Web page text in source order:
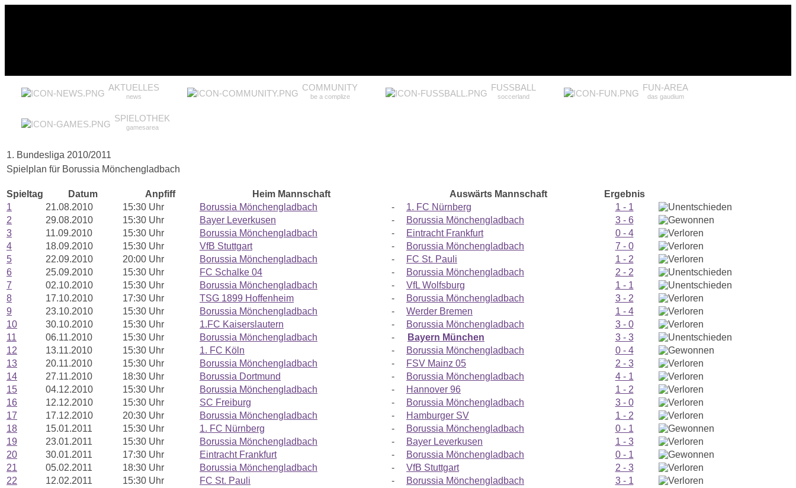
AKTUELLES
news
COMMUNITY
be a complize
FUSSBALL
soccerland
FUN-AREA
das gaudium
SPIELOTHEK
gamesarea
1. Bundesliga 2010/2011
Spielplan für Borussia Mönchengladbach
Spieltag Datum Anpfiff Heim Mannschaft Auswärts Mannschaft
Ergebnis
1
21.08.2010 15:30 Uhr Borussia Mönchengladbach - 1. FC Nürnberg
1 - 1
2
29.08.2010 15:30 Uhr Bayer Leverkusen - Borussia Mönchengladbach
3 - 6
3
11.09.2010 15:30 Uhr Borussia Mönchengladbach - Eintracht Frankfurt
0 - 4
4
18.09.2010 15:30 Uhr VfB Stuttgart - Borussia Mönchengladbach
7 - 0
5
22.09.2010 20:00 Uhr Borussia Mönchengladbach - FC St. Pauli
1 - 2
6
25.09.2010 15:30 Uhr FC Schalke 04 - Borussia Mönchengladbach
2 - 2
7
02.10.2010 15:30 Uhr Borussia Mönchengladbach - VfL Wolfsburg
1 - 1
8
17.10.2010 17:30 Uhr TSG 1899 Hoffenheim - Borussia Mönchengladbach
3 - 2
9
23.10.2010 15:30 Uhr Borussia Mönchengladbach - Werder Bremen
1 - 4
10
30.10.2010 15:30 Uhr 1.FC Kaiserslautern - Borussia Mönchengladbach
3 - 0
11
06.11.2010 15:30 Uhr Borussia Mönchengladbach - Bayern München
3 - 3
12
13.11.2010 15:30 Uhr 1. FC Köln - Borussia Mönchengladbach
0 - 4
13
20.11.2010 15:30 Uhr Borussia Mönchengladbach - FSV Mainz 05
2 - 3
14
27.11.2010 18:30 Uhr Borussia Dortmund - Borussia Mönchengladbach
4 - 1
15
04.12.2010 15:30 Uhr Borussia Mönchengladbach - Hannover 96
1 - 2
16
12.12.2010 15:30 Uhr SC Freiburg - Borussia Mönchengladbach
3 - 0
17
17.12.2010 20:30 Uhr Borussia Mönchengladbach - Hamburger SV
1 - 2
18
15.01.2011 15:30 Uhr 1. FC Nürnberg - Borussia Mönchengladbach
0 - 1
19
23.01.2011 15:30 Uhr Borussia Mönchengladbach - Bayer Leverkusen
1 - 3
20
30.01.2011 17:30 Uhr Eintracht Frankfurt - Borussia Mönchengladbach
0 - 1
21
05.02.2011 18:30 Uhr Borussia Mönchengladbach - VfB Stuttgart
2 - 3
22
12.02.2011 15:30 Uhr FC St. Pauli - Borussia Mönchengladbach
3 - 1